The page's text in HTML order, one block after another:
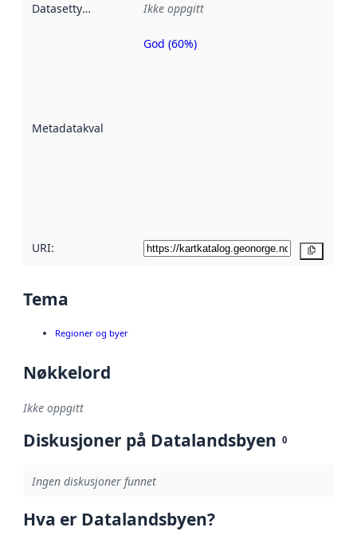
Datasettype Ikke oppgitt
Metadatakvalitet
Metadatakvalitet
God (60%)
URI:
Tema
Regioner og byer
Nøkkelord
Ikke oppgitt
Diskusjoner på Datalandsbyen 0
Ingen diskusjoner funnet
Hva er Datalandsbyen?